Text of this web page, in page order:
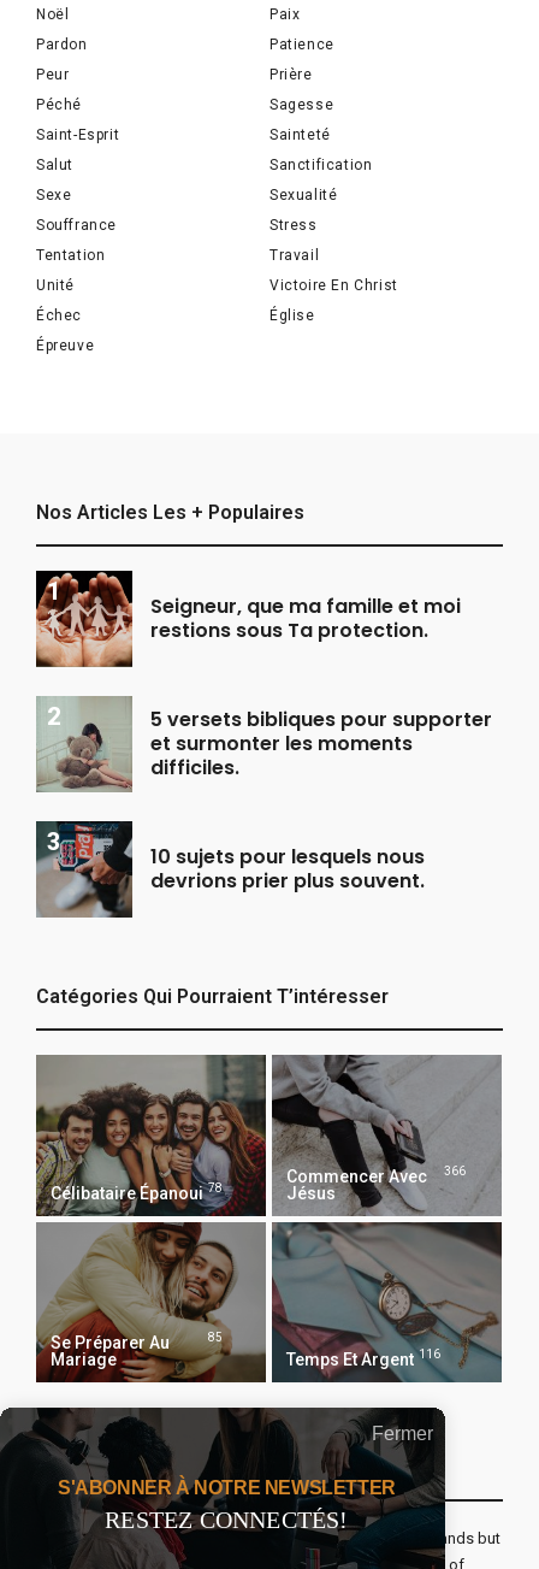
Noël
Paix
Pardon
Patience
Peur
Prière
Péché
Sagesse
Saint-Esprit
Sainteté
Salut
Sanctification
Sexe
Sexualité
Souffrance
Stress
Tentation
Travail
Unité
Victoire En Christ
Échec
Église
Épreuve
Nos Articles Les + Populaires
Seigneur, que ma famille et moi
restions sous Ta protection.
5 versets bibliques pour supporter
et surmonter les moments
difficiles.
10 sujets pour lesquels nous
devrions prier plus souvent.
Catégories Qui Pourraient T’intéresser
Célibataire Épanoui 78
Commencer Avec
Jésus
366
Se Préparer Au
Mariage
85
Temps Et Argent 116
Recevoir Notre Newsletter Chaque Matin
The real voyage of discovery consists not in seeking new lands but
seeing with new eyes. All journeys have secret destinations of
Fermer
S'ABONNER À NOTRE NEWSLETTER
RESTEZ CONNECTÉS!